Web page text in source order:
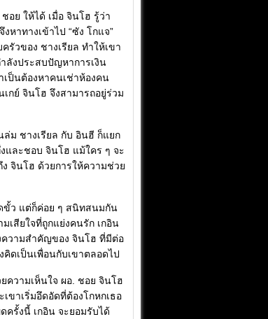
อย ให้ได้ เมื่อ จินโฮ รู้ว่า
หาทางเข้าไป “ซัง โกแจ”
รัวของ ชางเรียล ทำให้เขา
ลังประสบปัญหาการเงิน
เป็นต้องหาคนเช่าห้องคน
กย์ จินโฮ จึงสามารถอยู่ร่วม
ล่ม ชางเรียล กับ อินฮี ก็แยก
และชอบ จินโฮ แม้ใคร ๆ จะ
ง จินโฮ ด้วยการให้ความช่วย
ขั้ว แต่ก็ค่อย ๆ สนิทสนมกัน
เสียใจที่ถูกแย่งคนรัก เกอิน
ความสำคัญของ จินโฮ ที่มีต่อ
คิดเป็นเพื่อนกับเขาตลอดไป
ความเห็นใจ ผอ. ชอย จินโฮ
เขาเริ่มอึดอัดที่ต้องโกหกเธอ
ครั้งนี้ เกอิน จะยอมรับได้